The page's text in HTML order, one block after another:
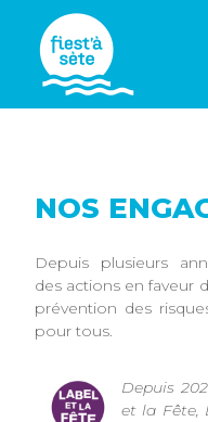
NOS
Depuis plusieurs
des actions en faveur
prévention des
pour tous.
Depuis
et la Fête,